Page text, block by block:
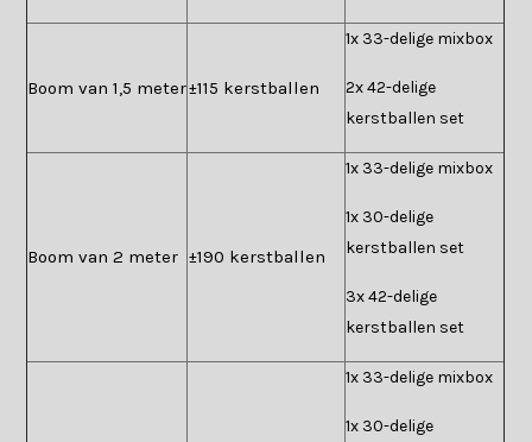
Boom van 1,5 meter±115 kerstballen
1x 33-delige mixbox
2x 42-delige
kerstballen set
Boom van 2 meter ±190 kerstballen
1x 33-delige mixbox
1x 30-delige
kerstballen set
3x 42-delige
kerstballen set
1x 33-delige mixbox
1x 30-delige